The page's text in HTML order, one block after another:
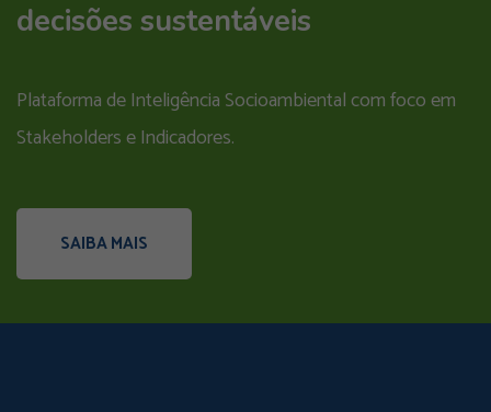
decisões sustentáveis
Plataforma de Inteligência Socioambiental com foco em
Stakeholders e Indicadores.
SAIBA MAIS